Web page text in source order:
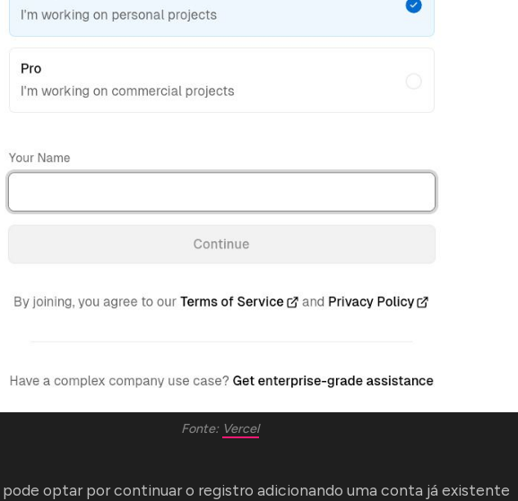
Fonte: Vercel
pode optar por continuar o registro adicionando uma conta já existente